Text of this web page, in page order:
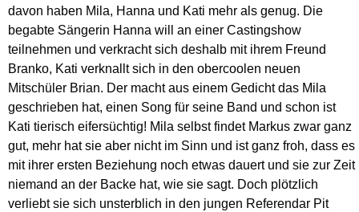
davon haben Mila, Hanna und Kati mehr als genug. Die
begabte Sängerin Hanna will an einer Castingshow
teilnehmen und verkracht sich deshalb mit ihrem Freund
Branko, Kati verknallt sich in den obercoolen neuen
Mitschüler Brian. Der macht aus einem Gedicht das Mila
geschrieben hat, einen Song für seine Band und schon ist
Kati tierisch eifersüchtig! Mila selbst findet Markus zwar ganz
gut, mehr hat sie aber nicht im Sinn und ist ganz froh, dass es
mit ihrer ersten Beziehung noch etwas dauert und sie zur Zeit
niemand an der Backe hat, wie sie sagt. Doch plötzlich
verliebt sie sich unsterblich in den jungen Referendar Pit